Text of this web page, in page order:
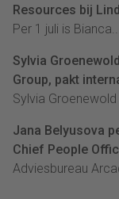
Resources bij
Per 1 juli is Bianca...
Sylvia
Group, pakt
Sylvia
Jana Belyusova
Chief People
Adviesbureau